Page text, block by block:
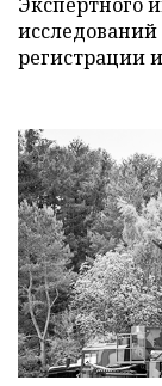
Экспертного
исследований
регистрации